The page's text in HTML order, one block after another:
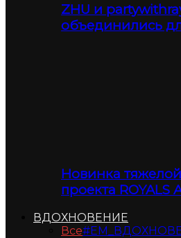
ZHU и
объединились
Новинка
проекта ROYALS
ВДОХНОВЕНИЕ
Все